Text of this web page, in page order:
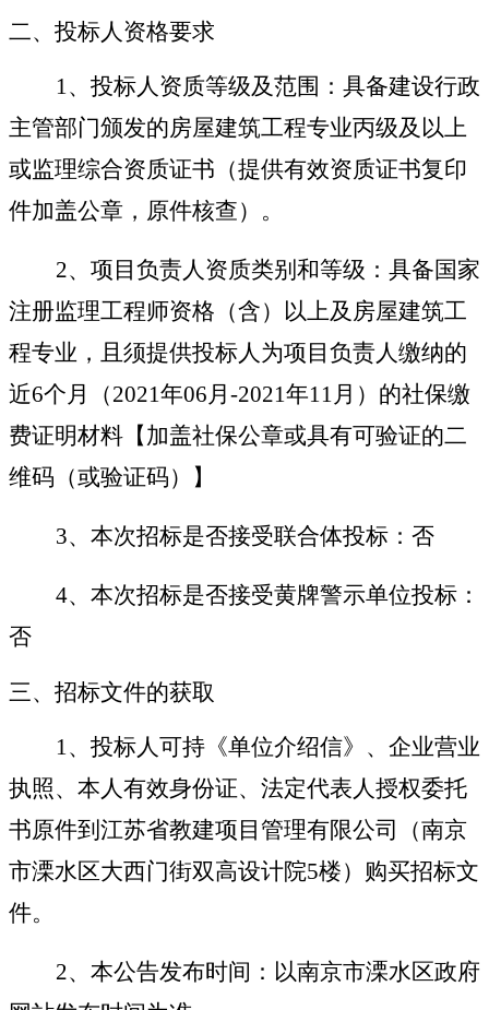
二、投标人资格要求
1、 投标人资质等级及范围：具备建设行政
主管部门颁发的房屋建筑工程专业丙级及以上
或监理综合资质证书（提供有效资质证书复印
件加盖公章，原件核查） 。
2、 项目负责人资质类别和等级： 具备国家
注册监理工程师资格（含）以上及房屋建筑工
程专业 ， 且须提供投标人为项目负责人缴纳的
近6个月（2021年06月 -2021年11月）的社保缴
费证明材料【加盖社保公章或具有可验证的二
维码（或验证码）】
3、 本次招标是否接受联合体投标：否
4、 本次招标是否接受黄牌警示单位投标：
否
三、 招标文件的获取
1、投标人可持《单位介绍信》、企业营业
执照、本人有效身份证、法定代表人授权委托
书原件到江苏省教建项目管理有限公司（南京
市溧水区大西门街双高设计院5楼）购买招标文
件。
2、本公告发布时间：以南京市溧水区政府